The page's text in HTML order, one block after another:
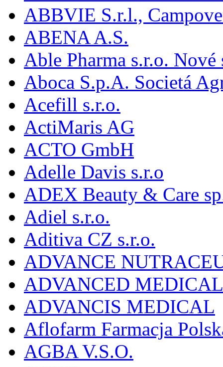
ABBVIE S.r.l.,
ABENA A.S.
Able Pharma s.r.o.
Aboca S.p.A. Societá
Acefill s.r.o.
ActiMaris AG
ACTO GmbH
Adelle Davis s.r.o
ADEX Beauty & Care
Adiel s.r.o.
Aditiva CZ s.r.o.
ADVANCE
ADVANCED
ADVANCIS MEDICAL
Aflofarm Farmacja
AGBA V.S.O.